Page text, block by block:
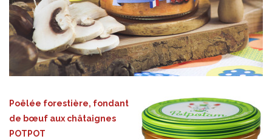
Poêlée forestière, fondant
de bœuf aux châtaignes
POTPOT